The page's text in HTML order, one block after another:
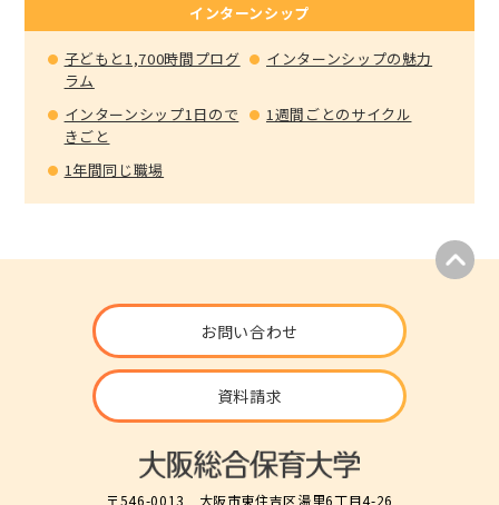
インターンシップ
子どもと1,700時間プログ
ラム
インターンシップの魅力
インターンシップ1日ので
きごと
1週間ごとのサイクル
1年間同じ職場
お問い合わせ
資料請求
〒546-0013 大阪市東住吉区湯里6丁目4-26